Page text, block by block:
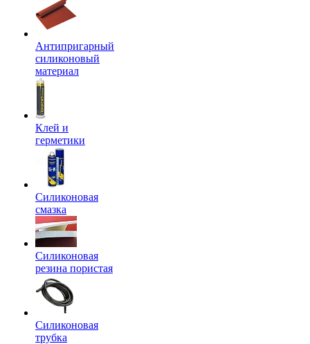
Антипригарный
силиконовый
материал
Клей и
герметики
Силиконовая
смазка
Силиконовая
резина пористая
Силиконовая
трубка